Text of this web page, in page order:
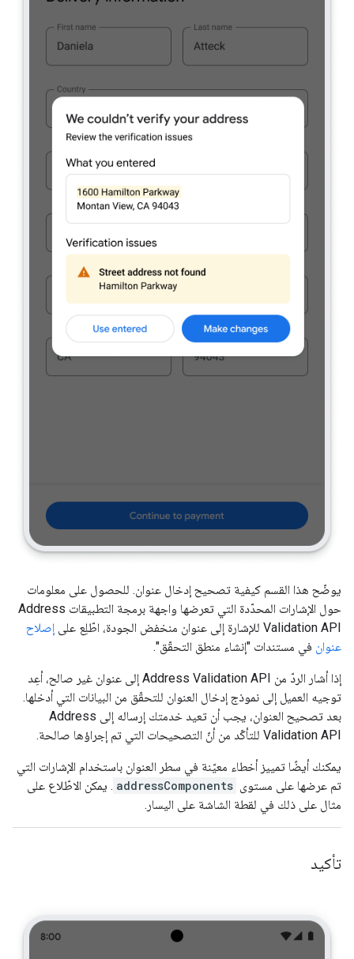
يوضّح هذا القسم كيفية تصحيح إدخال عنوان. للحصول على معلومات
حول الإشارات المحدّدة التي تعرضها واجهة برمجة التطبيقات Address
Validation API للإشارة إلى عنوان منخفض الجودة، اطّلِع على
إصلاح
عنوان في مستندات "إنشاء منطق التحقّق".
إذا أشار الردّ من Address Validation API إلى عنوان غير صالح، أعِد
توجيه العميل إلى نموذج إدخال العنوان للتحقّق من البيانات التي أدخلها.
بعد تصحيح العنوان، يجب أن تعيد خدمتك إرساله إلى Address
Validation API للتأكّد من أنّ التصحيحات التي تم إجراؤها صالحة.
يمكنك أيضًا تمييز أخطاء معيّنة في سطر العنوان باستخدام الإشارات التي
تم عرضها على مستوى addressComponents . يمكن الاطّلاع على
مثال على ذلك في لقطة الشاشة على اليسار.
تأكيد